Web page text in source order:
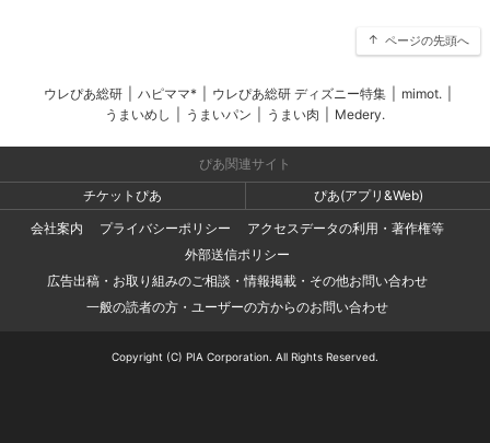
ページの先頭へ
ウレぴあ総研 ハピママ* ウレぴあ総研 ディズニー特集 mimot.
うまいめし
うまいパン うまい肉 Medery.
ぴあ関連サイト
チケットぴあ
ぴあ(アプリ&Web)
会社案内
プライバシーポリシー
アクセスデータの利用・著作権等
外部送信ポリシー
広告出稿・お取り組みのご相談・情報掲載・その他お問い合わせ
一般の読者の方・ユーザーの方からのお問い合わせ
Copyright (C) PIA Corporation. All Rights Reserved.